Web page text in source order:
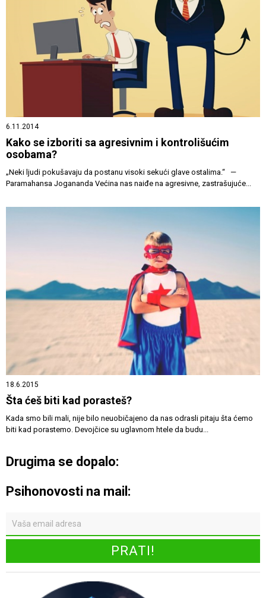
6.11.2014
Kako se izboriti sa agresivnim i kontrolišućim
osobama?
„Neki ljudi pokušavaju da postanu visoki sekući glave ostalima.“ —
Paramahansa Jogananda Većina nas naiđe na agresivne, zastrašujuće...
18.6.2015
Šta ćeš biti kad porasteš?
Kada smo bili mali, nije bilo neuobičajeno da nas odrasli pitaju šta ćemo
biti kad porastemo. Devojčice su uglavnom htele da budu...
Drugima se dopalo:
Psihonovosti na mail: